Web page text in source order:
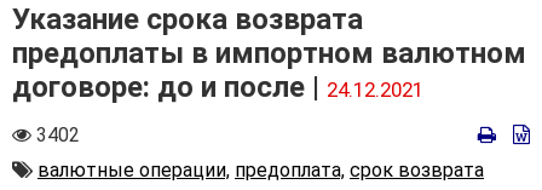
Указание срока возврата
предоплаты в импортном валютном
договоре: до и после | 24.12.2021
Количество
3402
Автор
валютные операции, предоплата, срок возврата